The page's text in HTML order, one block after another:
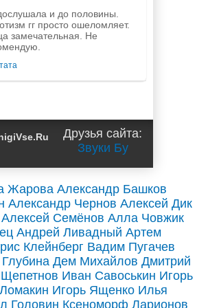
и до половины.
гг просто ошеломляет.
замечательная. Не
Друзья сайта:
Звуки Бу
Жарова Александр Башков
Александр Чернов Алексей Дик
Алексей Семёнов Алла Човжик
Андрей Ливадный Артем
Клейнберг Вадим Пугачев
Глубина Дем Михайлов Дмитрий
Иван Савоськин Игорь
Игорь Ященко Илья
Головин Ксеноморф Ларионов